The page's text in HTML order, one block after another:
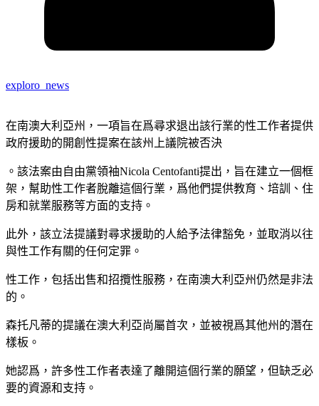
exploro_news
在南澳大利亞州，一項旨在爲尋求退出該行業的性工作者提供
政府援助的開創性提案在該州上議院被否決
。該法案由自由黨領袖Nicola Centofanti提出，旨在建立一個框
架，幫助性工作者脫離這個行業，爲他們提供教育、培訓、住
房和就業服務等方面的支持。
此外，該立法提議對尋求援助的人給予法律豁免，並取消以往
與性工作有關的任何定罪。
性工作，包括出售和招攬性服務，在南澳大利亞州仍然是非法
的。
森托凡蒂的提議在澳大利亞尚屬首次，並被視爲其他州的潛在
樣板。
她認爲，許多性工作者表達了離開這個行業的願望，但缺乏必
要的資源和支持。